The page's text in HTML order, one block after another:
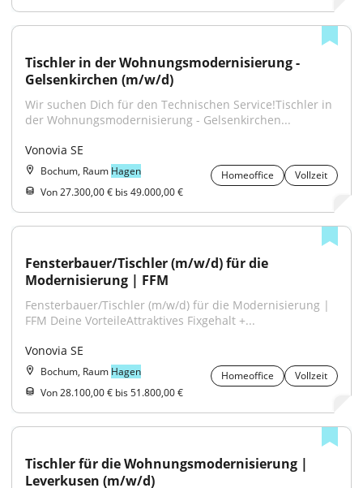
Tischler in der Wohnungsmodernisierung -
Gelsenkirchen (m/w/d)
Wir suchen Dich für den Technischen Service!Tischler in
der Wohnungsmodernisierung - Gelsenkirchen...
Vonovia SE
Bochum, Raum Hagen Homeoffice
Vollzeit
Von 27.300,00 € bis 49.000,00 €
Fensterbauer/Tischler (m/w/d) für die
Modernisierung | FFM
Fensterbauer/Tischler (m/w/d) für die Modernisierung |
FFM Deine VorteileAttraktives Fixgehalt +...
Vonovia SE
Bochum, Raum Hagen Homeoffice
Vollzeit
Von 28.100,00 € bis 51.800,00 €
Tischler für die Wohnungsmodernisierung |
Leverkusen (m/w/d)